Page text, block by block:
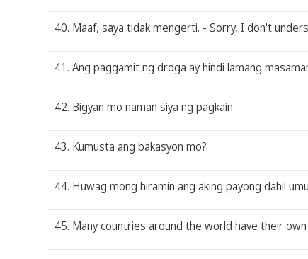
40. Maaf, saya tidak mengerti. - Sorry, I don't
41. Ang paggamit ng droga ay hindi lamang
42. Bigyan mo naman siya ng pagkain.
43. Kumusta ang bakasyon mo?
44. Huwag mong hiramin ang aking payong dahil
45. Many countries around the world have their